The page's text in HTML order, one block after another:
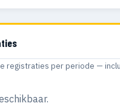
registraties per periode —